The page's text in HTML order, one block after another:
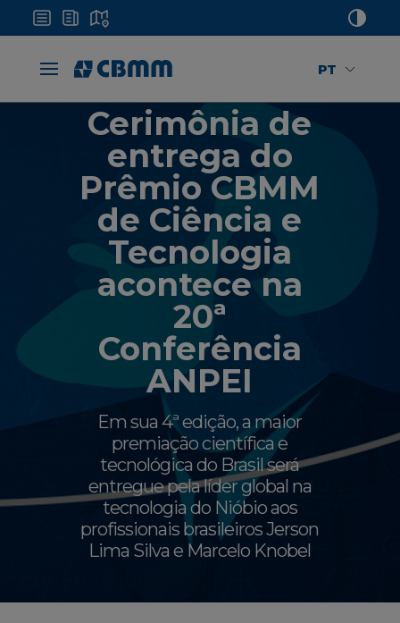
PT
Cerimônia de
entrega do
Prêmio CBMM
de Ciência e
Tecnologia
acontece na
20ª
Conferência
ANPEI
Em sua 4ª edição, a maior
premiação científica e
tecnológica do Brasil será
entregue pela líder global na
tecnologia do Nióbio aos
profissionais brasileiros Jerson
Lima Silva e Marcelo Knobel